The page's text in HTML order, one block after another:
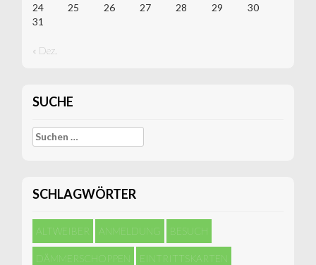
24
25 26 27 28 29
30
31
« Dez.
SUCHE
Suchen
nach:
SCHLAGWÖRTER
ALTWEIBER ANMELDUNG BESUCH
DÄMMERSCHOPPEN EINTRITTSKARTEN